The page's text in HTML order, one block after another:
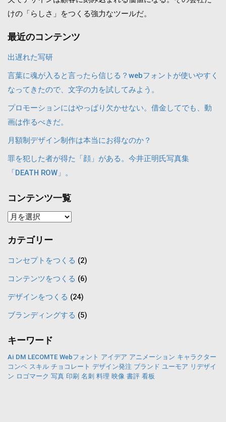
けの「らしさ」をつくる強力なツールだ。
最近のコンテンツ
出遅れた写研
言葉に魂が入ると言ったら信じる？webフォントが使いやすく
なってきたので、文字の力を試してみよう。
プロモーションにはやっぱり欠かせない。借金してでも、動
画は作るべきだ。
月額制デザイン制作は本当にお得なのか？
罪を犯した者が得た「顔」がある。今井正明氏写真集
「DEATH ROW」。
コンテンツ一覧
コ
テ
ン
覧
カテゴリー
コンセプトをつくる (2)
コンテンツをつくる (6)
デザインをつくる (24)
ブランディングする (5)
キーワード
Ai DM LECOMTE Webフォント アイデア アニメーション キャラクター
コンペ スキル チョコレート デザイン発注 ブランド ユーモア リデザイ
ン ロゴマーク 写真 印刷 名刺 料理 映像 書評 看板